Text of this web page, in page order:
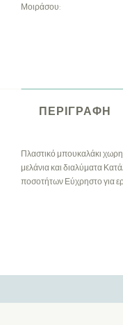
Μοιράσου:
ΠΕΡΙΓΡΑΦΉ
Πλαστικό μπουκαλάκι
μελάνια και διαλύματα
ποσοτήτων Εύχρηστο για